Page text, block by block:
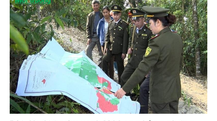
Cửu Long (ĐBSCL) đang đặt ra nhiều thách thức đối
với mục tiêu phát triển công nghiệp xanh, bền vững.
Những chỉ đạo mới của lãnh đạo thành phố được kỳ
vọng sẽ góp phần tháo gỡ điểm nghẽn này, hướng
tới xây dựng các KCN sạch, sinh thái trong giai
đoạn tới.